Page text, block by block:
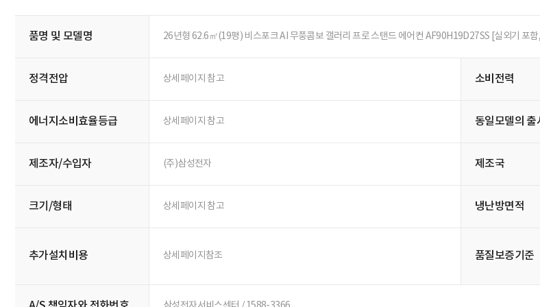
품명 및 모델명 26년형 62.6㎡(19평) 비스포크 AI 무풍콤보 갤러리 프로 스탠드 에어컨 AF90H19D27SS [실외기 포함
정격전압 상세페이지 참고 소비전력
에너지소비효율등급 상세페이지 참고 동일모델의 출
제조자/수입자 (주)삼성전자 제조국
크기/형태 상세페이지 참고 냉난방면적
추가설치비용 상세페이지참조 품질보증기준